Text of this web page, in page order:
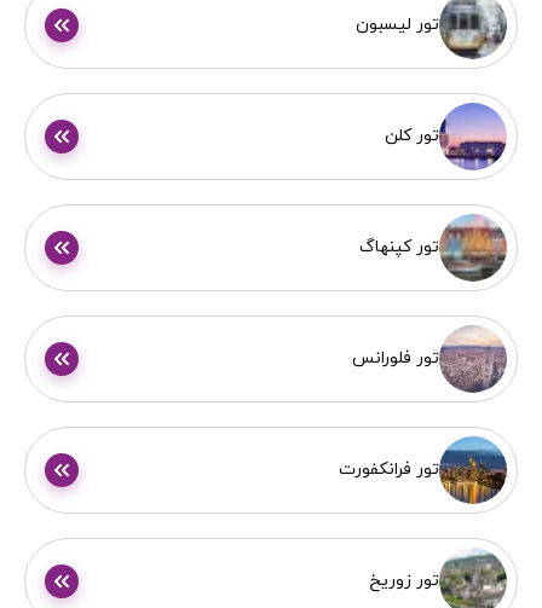
تور لیسبون
تور کلن
تور کپنهاگ
تور فلورانس
تور فرانکفورت
تور زوریخ